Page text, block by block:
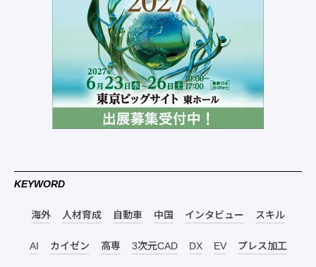
KEYWORD
海外 人材育成 自動車 中国 インタビュー スキル
AI カイゼン 高専 3次元CAD DX EV プレス加工